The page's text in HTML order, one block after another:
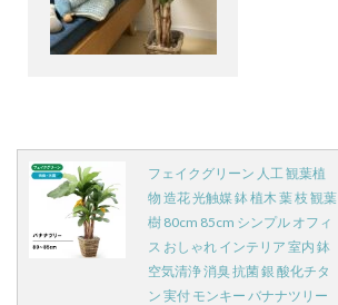
フェイクグリーン 人工 観葉植
物 造花 光触媒 鉢 植木 葉 枝 観葉
樹 80cm 85cm シンプル オフィ
ス おしゃれ インテリア 室内 鉢
空気清浄 消臭 抗菌 銀 酸化チタ
ン 実付 モンキー バナナツリー